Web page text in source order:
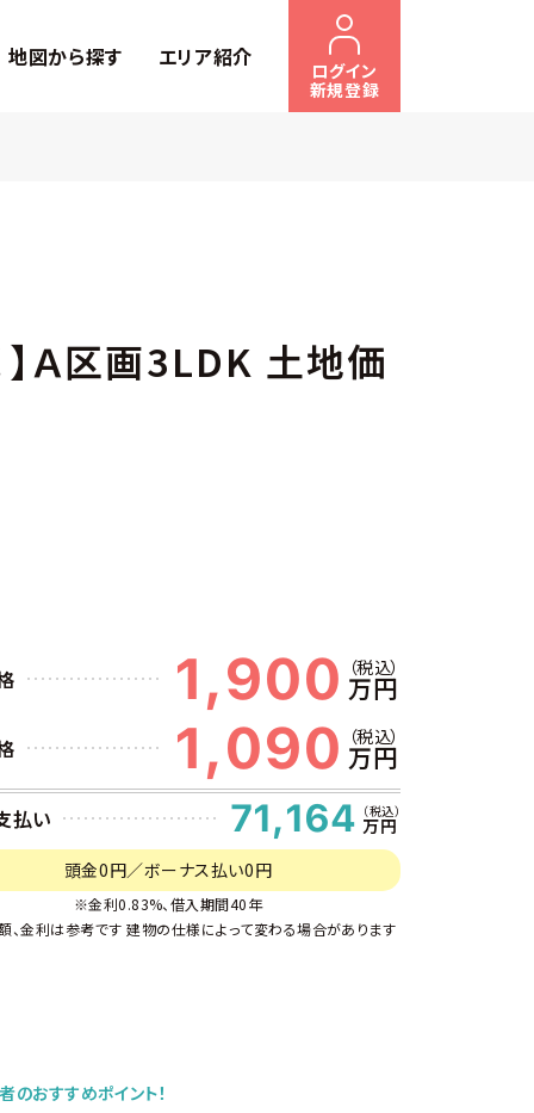
地図から探す エリア紹介
ログイン
新規登録
Ａ区画3LDK 土地価
1,900 （税込）
万円
1,090 （税込）
万円
払い 71,164 （税込）
万円
頭金0円／ボーナス払い0円
※金利0.83%、借入期間40年
、金利は参考です 建物の仕様によって変わる場合があります
のおすすめポイント！